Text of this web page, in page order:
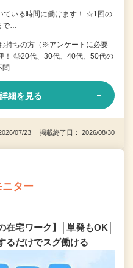
ている時間に働けます！ ☆1回の
で…
持ちの方（※アンケートに必要
！ ◎20代、30代、40代、50代の
詳細を見る
07/23 掲載終了日： 2026/08/30
ニター
在宅ワーク】│単発もOK│
るだけでスグ働ける